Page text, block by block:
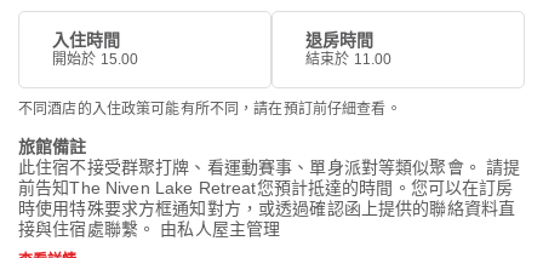
入住時間
開始於 15.00
退房時間
結束於 11.00
不同酒店的入住政策可能有所不同，請在預訂前仔細查看。
旅館備註
此住宿不接受群聚打牌、看運動賽事、單身派對等類似聚會。 請提
前告知The Niven Lake Retreat您預計抵達的時間。您可以在訂房
時使用特殊要求方框通知對方，或透過確認函上提供的聯絡資料直
接與住宿處聯繫。 由私人屋主管理